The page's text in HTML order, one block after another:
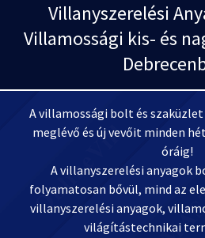
Villanyszerelési
Villamossági kis- és
A villamossági bolt és
meglévő és új vevőit minden
óráig!
A villanyszerelési anyagok
folyamatosan bővül, mind az
villanyszerelési anyagok,
világítástechnikai